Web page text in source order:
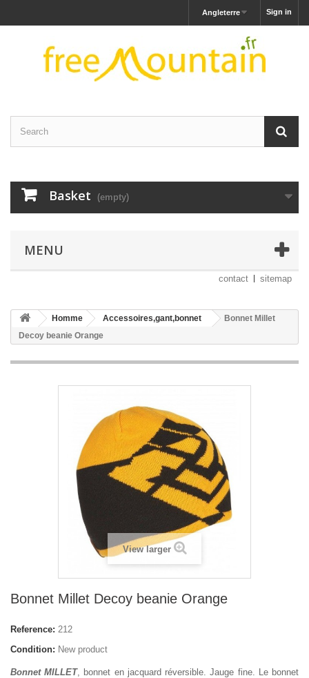
Sign in
Angleterre
Basket (empty)
MENU
contact sitemap
Homme Accessoires,gant,bonnet
Bonnet Millet
Decoy beanie Orange
View larger
Bonnet Millet Decoy beanie Orange
Reference: 212
Condition: New product
Bonnet MILLET, bonnet en jacquard réversible. Jauge fine. Le bonnet